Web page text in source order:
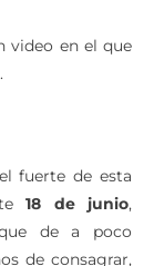
video en el que
fuerte de esta
18 de junio,
de a poco
de consagrar,